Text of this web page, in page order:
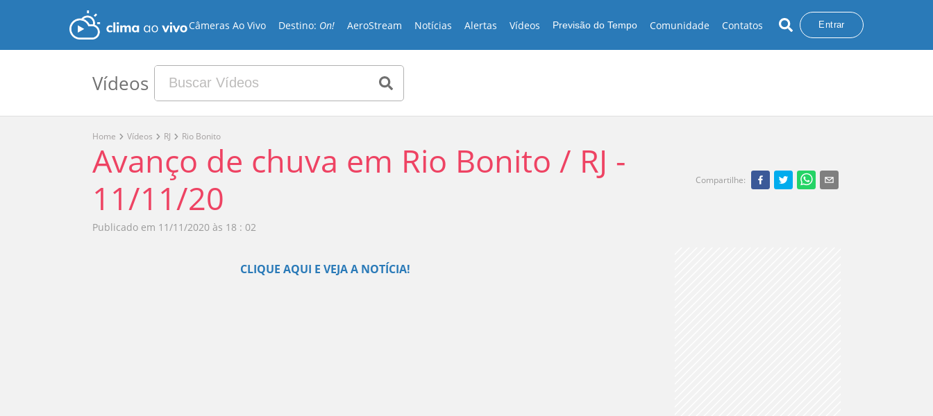
Câmeras Ao Vivo Destino: On! AeroStream Notícias Alertas Vídeos Previsão do Tempo Comunidade Contatos Entrar
Vídeos
Home Vídeos RJ Rio Bonito
Avanço de chuva em Rio Bonito / RJ -
11/11/20
Compartilhe:
Publicado em 11/11/2020 às 18 : 02
Play
CLIQUE AQUI E VEJA A NOTÍCIA!